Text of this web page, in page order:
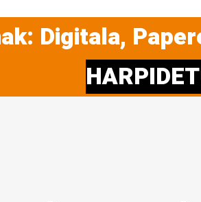
Digitala,